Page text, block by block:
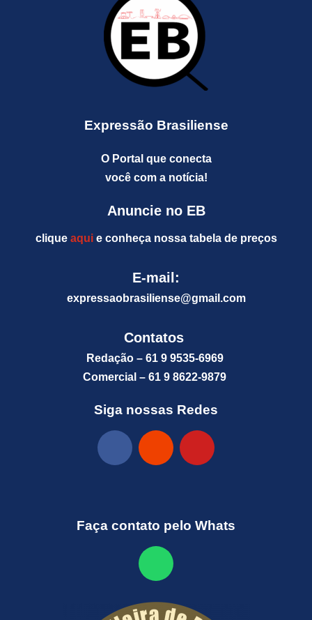
Expressão Brasiliense
O Portal que conecta
você com a notícia!
Anuncie no EB
clique aquie conheça nossa tabela de preços
E-mail:
expressaobrasiliense@gmail.com
Contatos
Redação – 61 9 9535-6969
Comercial – 61 9 8622-9879
Siga nossas Redes
Faça contato pelo Whats